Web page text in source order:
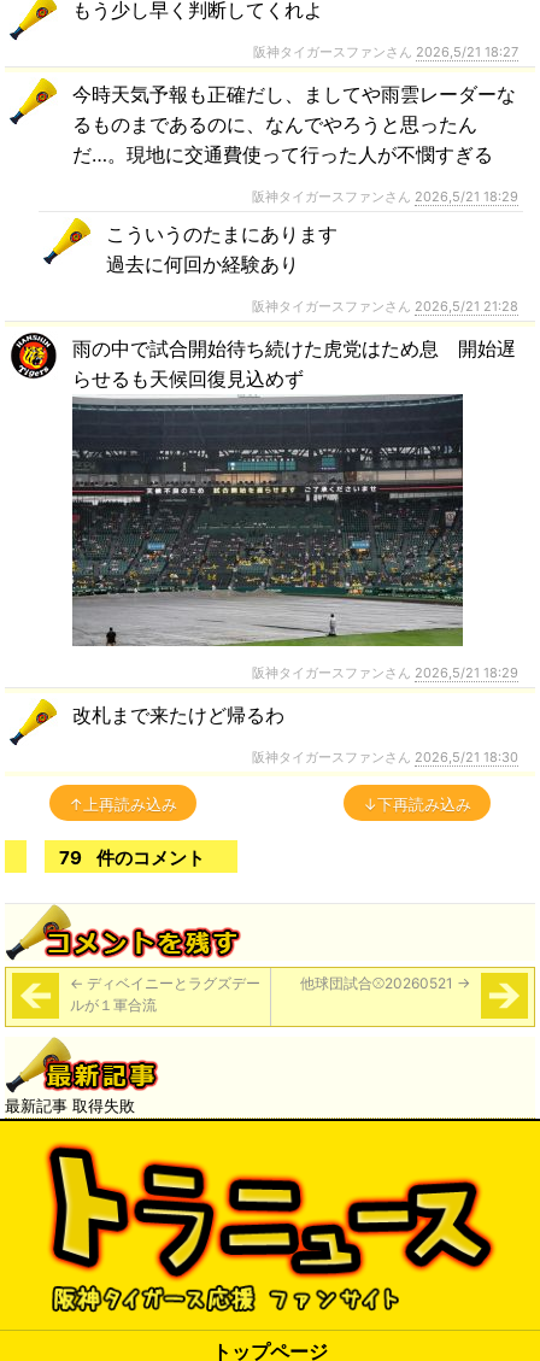
もう少し早く判断してくれよ
阪神タイガースファンさん 2026,5/21 18:27
今時天気予報も正確だし、ましてや雨雲レーダーな
るものまであるのに、なんでやろうと思ったん
だ…。現地に交通費使って行った人が不憫すぎる
阪神タイガースファンさん 2026,5/21 18:29
こういうのたまにあります
過去に何回か経験あり
阪神タイガースファンさん 2026,5/21 21:28
雨の中で試合開始待ち続けた虎党はため息 開始遅
らせるも天候回復見込めず
阪神タイガースファンさん 2026,5/21 18:29
改札まで来たけど帰るわ
阪神タイガースファンさん 2026,5/21 18:30
↑上再読み込み ↓下再読み込み
79 件のコメント
← ディベイニーとラグズデー
ルが１軍合流
他球団試合⚾️20260521 →
最新記事 取得失敗
トップページ